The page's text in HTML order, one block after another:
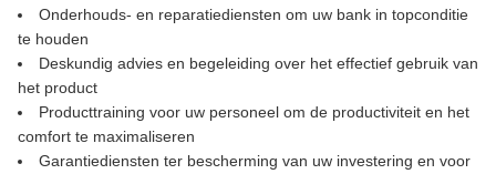
Onderhouds- en reparatiediensten om uw bank in topconditie
te houden
Deskundig advies en begeleiding over het effectief gebruik van
het product
Producttraining voor uw personeel om de productiviteit en het
comfort te maximaliseren
Garantiediensten ter bescherming van uw investering en voor